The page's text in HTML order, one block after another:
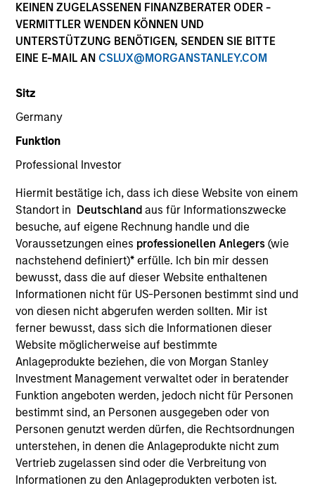
KEINEN ZUGELASSENEN FINANZBERATER ODER -
VERMITTLER WENDEN KÖNNEN UND
UNTERSTÜTZUNG BENÖTIGEN, SENDEN SIE BITTE
EINE E-MAIL AN CSLUX@MORGANSTANLEY.COM
Sitz
Germany
Funktion
Professional Investor
Hiermit bestätige ich, dass ich diese Website von einem
Standort in Deutschland aus für Informationszwecke
besuche, auf eigene Rechnung handle und die
Voraussetzungen eines professionellen Anlegers(wie
nachstehend definiert)* erfülle. Ich bin mir dessen
bewusst, dass die auf dieser Website enthaltenen
Informationen nicht für US-Personen bestimmt sind und
von diesen nicht abgerufen werden sollten. Mir ist
ferner bewusst, dass sich die Informationen dieser
Website möglicherweise auf bestimmte
Anlageprodukte beziehen, die von Morgan Stanley
Investment Management verwaltet oder in beratender
Funktion angeboten werden, jedoch nicht für Personen
bestimmt sind, an Personen ausgegeben oder von
Personen genutzt werden dürfen, die Rechtsordnungen
unterstehen, in denen die Anlageprodukte nicht zum
Vertrieb zugelassen sind oder die Verbreitung von
Informationen zu den Anlageprodukten verboten ist.
YEARS OF INDUSTRY EXPERIENCE
Ms. Taylor is an Executive Director and serves as an
investment specialist for Atlanta Capital's Growth
Equity team. Prior to joining the firm in 1994, Ms.
Taylor was in the retail industry serving as a
manager of sales training and promotional
campaigns. At Atlanta Capital, she was a
fundamental analyst covering consumer stocks
prior to her current role as Investment Specialist for
the firm’s Growth Equity team. Ms. Taylor holds a
Chartered Financial Analyst designation and is a
graduate of the University of Virginia where she
earned a Bachelor of Arts in Biology, with additional
concentrations in finance and accounting. Ms.
Taylor is a member of the CFA Society Atlanta. She
is also on the Endowment Committees for Camp